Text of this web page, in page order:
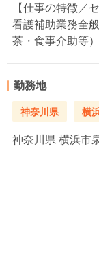
【仕事の特徴／
看護補助業務全
茶・食事介助等）
勤務地
神奈川県 横
神奈川県 横浜市